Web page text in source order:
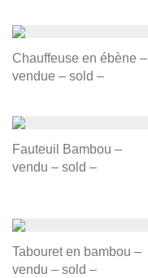
Chauffeuse en ébène –
vendue – sold –
Fauteuil Bambou –
vendu – sold –
Tabouret en bambou –
vendu – sold –